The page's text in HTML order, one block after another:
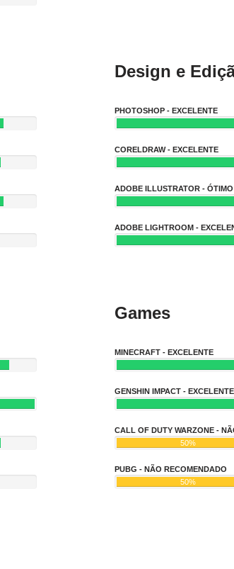
Design e
PHOTOSHOP - EXCELENTE
CORELDRAW - EXCELENTE
ADOBE ILLUSTRATOR - ÓTIMO
ADOBE LIGHTROOM -
Games
MINECRAFT - EXCELENTE
GENSHIN IMPACT - EXCELENTE
CALL OF DUTY WARZONE -
50%
PUBG - NÃO RECOMENDADO
50%